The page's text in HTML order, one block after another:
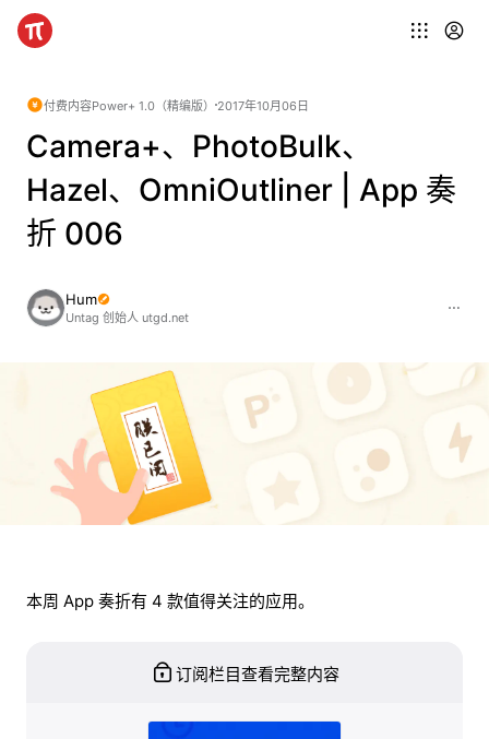
付费内容Power+ 1.0（精编版） 2017年10月06日
Camera+、PhotoBulk、
Hazel、OmniOutliner | App 奏
折 006
Hum
Untag 创始人 utgd.net
本周 App 奏折有 4 款值得关注的应用。
订阅栏目查看完整内容